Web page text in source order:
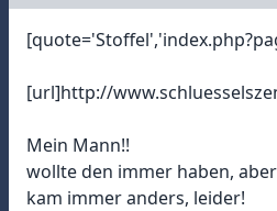
[url]http://
Mein Mann!!
wollte den immer haben,
kam immer anders, leider!